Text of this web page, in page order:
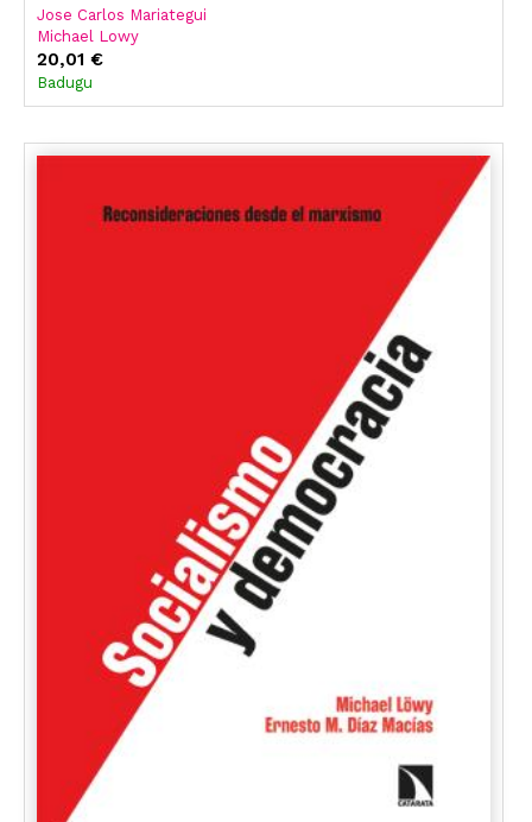
Jose Carlos Mariategui
Michael Lowy
20,01 €
Badugu